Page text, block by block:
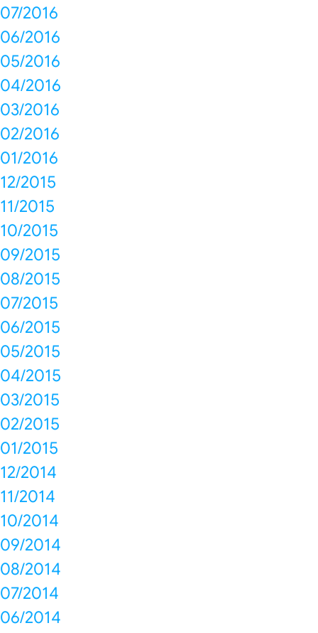
07/2016
06/2016
05/2016
04/2016
03/2016
02/2016
01/2016
12/2015
11/2015
10/2015
09/2015
08/2015
07/2015
06/2015
05/2015
04/2015
03/2015
02/2015
01/2015
12/2014
11/2014
10/2014
09/2014
08/2014
07/2014
06/2014